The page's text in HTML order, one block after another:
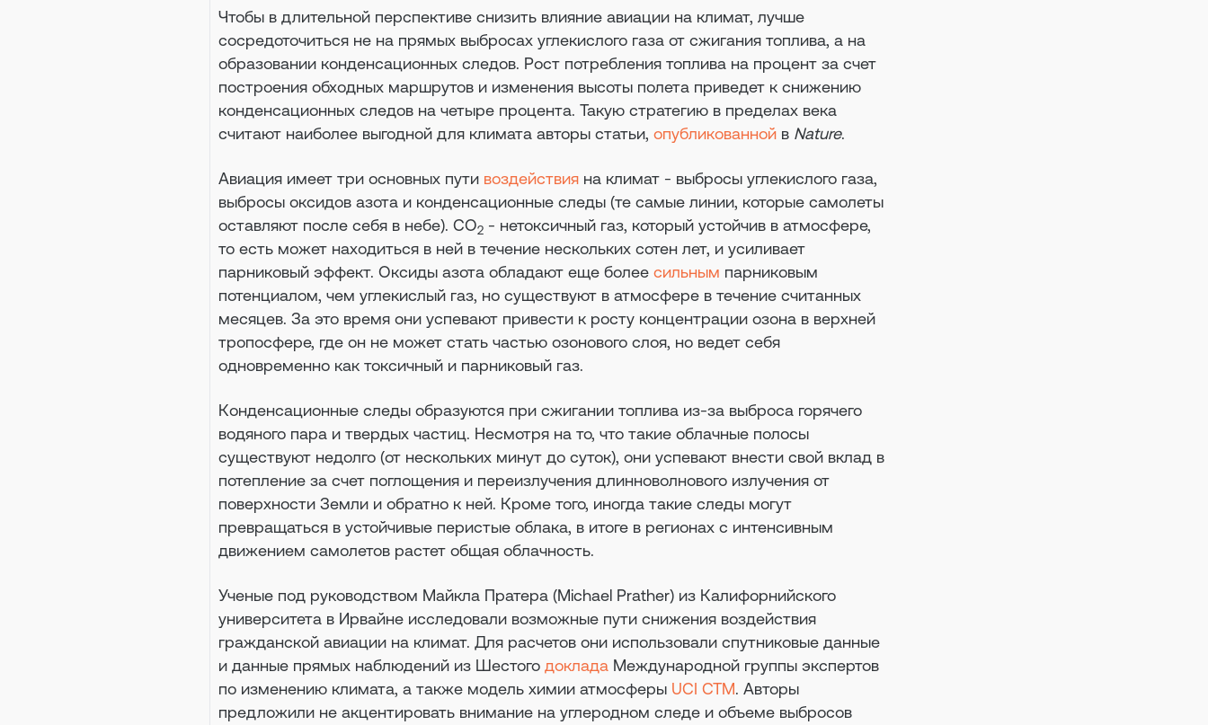
Чтобы в длительной перспективе снизить влияние авиации на климат, лучше
сосредоточиться не на прямых выбросах углекислого газа от сжигания топлива, а на
образовании конденсационных следов. Рост потребления топлива на процент за счет
построения обходных маршрутов и изменения высоты полета приведет к снижению
конденсационных следов на четыре процента. Такую стратегию в пределах века
считают наиболее выгодной для климата авторы статьи,опубликованной в Nature.
Авиация имеет три основных пути воздействия на климат - выбросы углекислого газа,
выбросы оксидов азота и конденсационные следы (те самые линии, которые самолеты
оставляют после себя в небе). CO2 - нетоксичный газ, который устойчив в атмосфере,
то есть может находиться в ней в течение нескольких сотен лет, и усиливает
парниковый эффект. Оксиды азота обладают еще болеесильным парниковым
потенциалом, чем углекислый газ, но существуют в атмосфере в течение считанных
месяцев. За это время они успевают привести к росту концентрации озона в верхней
тропосфере, где он не может стать частью озонового слоя, но ведет себя
одновременно как токсичный и парниковый газ.
Конденсационные следы образуются при сжигании топлива из-за выброса горячего
водяного пара и твердых частиц. Несмотря на то, что такие облачные полосы
существуют недолго (от нескольких минут до суток), они успевают внести свой вклад в
потепление за счет поглощения и переизлучения длинноволнового излучения от
поверхности Земли и обратно к ней. Кроме того, иногда такие следы могут
превращаться в устойчивые перистые облака, в итоге в регионах с интенсивным
движением самолетов растет общая облачность.
Ученые под руководством Майкла Пратера (Michael Prather) из Калифорнийского
университета в Ирвайне исследовали возможные пути снижения воздействия
гражданской авиации на климат. Для расчетов они использовали спутниковые данные
и данные прямых наблюдений из Шестогодоклада Международной группы экспертов
по изменению климата, а также модель химии атмосферы UCI CTM. Авторы
предложили не акцентировать внимание на углеродном следе и объеме выбросов